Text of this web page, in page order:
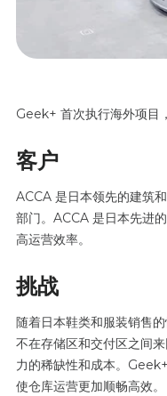
Geek+ 首次执行海外项目
客户
ACCA 是日本领先的建筑
部门。ACCA 是日本先进
高运营效率。
挑战
随着日本鞋类和服装销售
不在存储区和交付区之间
力的稀缺性和成本。
使仓库运营更加顺畅高效。